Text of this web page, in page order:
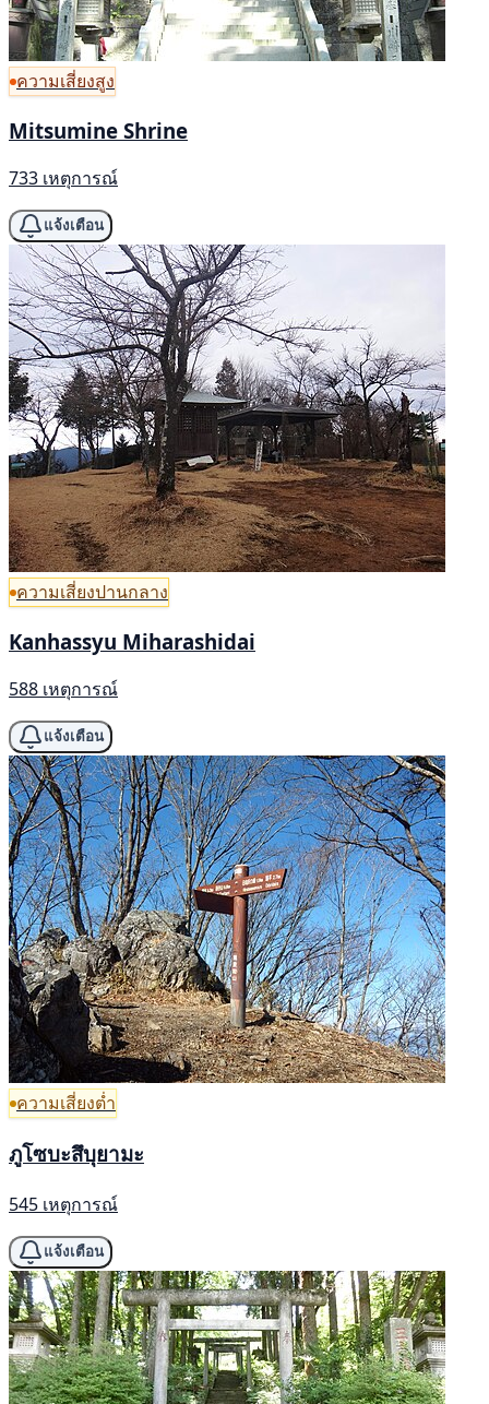
ความเสี่ยงสูง
Mitsumine Shrine
733 เหตุการณ์
แจ้งเตือน
ความเสี่ยงปานกลาง
Kanhassyu Miharashidai
588 เหตุการณ์
แจ้งเตือน
ความเสี่ยงต่ำ
ภูโซบะสึบุยามะ
545 เหตุการณ์
แจ้งเตือน